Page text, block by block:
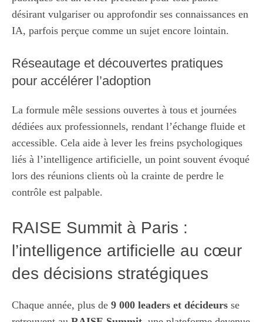
désirant vulgariser ou approfondir ses connaissances en
IA, parfois perçue comme un sujet encore lointain.
Réseautage et découvertes pratiques
pour accélérer l’adoption
La formule mêle sessions ouvertes à tous et journées
dédiées aux professionnels, rendant l’échange fluide et
accessible. Cela aide à lever les freins psychologiques
liés à l’intelligence artificielle, un point souvent évoqué
lors des réunions clients où la crainte de perdre le
contrôle est palpable.
RAISE Summit à Paris :
l’intelligence artificielle au cœur
des décisions stratégiques
Chaque année, plus de 9 000 leaders et décideurs se